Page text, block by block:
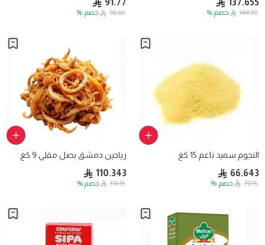
137.655
144.90 خصم %
91.77
96.60 خصم %
النجوم سميد ناعم 15 كغ
66.643
70.15 خصم %
رياحين دمشق بصل مقلي 9 كغ
110.343
116.15 خصم %